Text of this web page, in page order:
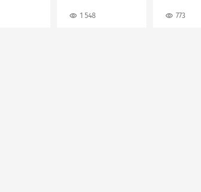
1 548 773